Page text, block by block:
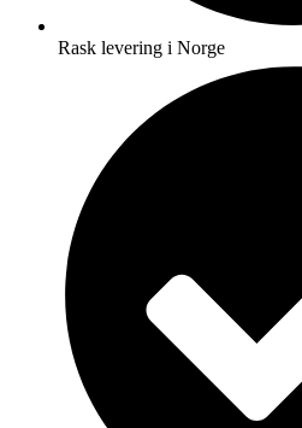
Rask levering i Norge